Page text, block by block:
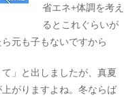
省エネ+体調を考え
るとこれぐらいが
元も子もないですから
」と出しましたが、真夏
がりますよね。冬ならば